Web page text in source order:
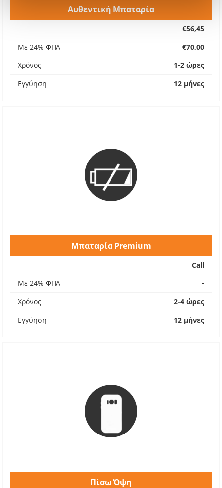
Αυθεντική Μπαταρία
€56,45
Με 24% ΦΠΑ
€70,00
Χρόνος
1-2 ώρες
Εγγύηση
12 μήνες
Μπαταρία Premium
Call
Με 24% ΦΠΑ
-
Χρόνος
2-4 ώρες
Εγγύηση
12 μήνες
Πίσω Όψη